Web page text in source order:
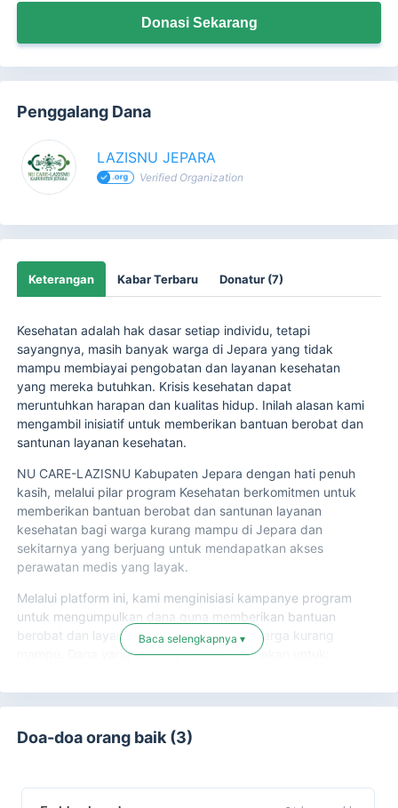
Donasi Sekarang
Penggalang Dana
LAZISNU JEPARA
Verified Organization
Keterangan Kabar Terbaru Donatur (7)
Kesehatan adalah hak dasar setiap individu, tetapi
sayangnya, masih banyak warga di Jepara yang tidak
mampu membiayai pengobatan dan layanan kesehatan
yang mereka butuhkan. Krisis kesehatan dapat
meruntuhkan harapan dan kualitas hidup. Inilah alasan kami
mengambil inisiatif untuk memberikan bantuan berobat dan
santunan layanan kesehatan.
NU CARE-LAZISNU Kabupaten Jepara dengan hati penuh
kasih, melalui pilar program Kesehatan berkomitmen untuk
memberikan bantuan berobat dan santunan layanan
kesehatan bagi warga kurang mampu di Jepara dan
sekitarnya yang berjuang untuk mendapatkan akses
perawatan medis yang layak.
Melalui platform ini, kami menginisiasi kampanye program
untuk mengumpulkan dana guna memberikan bantuan
berobat dan layanan kesehatan kepada warga kurang
mampu. Dana yang terkumpul akan digunakan untuk:
dan perawatan medis untuk mereka yang
obatan, pemeriksaan medis, dan perawatan jangka
Baca selengkapnya ▾
Doa-doa orang baik (3)